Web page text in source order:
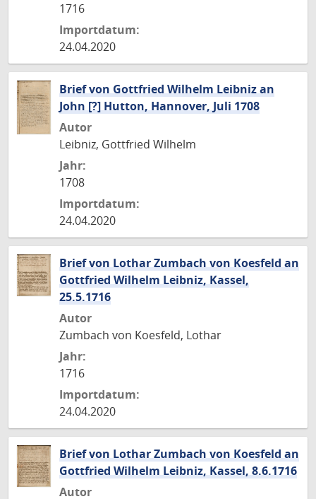
1716
Importdatum:
24.04.2020
Brief von Gottfried Wilhelm Leibniz an
John [?] Hutton, Hannover, Juli 1708
Autor
Leibniz, Gottfried Wilhelm
Jahr:
1708
Importdatum:
24.04.2020
Brief von Lothar Zumbach von Koesfeld an
Gottfried Wilhelm Leibniz, Kassel,
25.5.1716
Autor
Zumbach von Koesfeld, Lothar
Jahr:
1716
Importdatum:
24.04.2020
Brief von Lothar Zumbach von Koesfeld an
Gottfried Wilhelm Leibniz, Kassel, 8.6.1716
Autor